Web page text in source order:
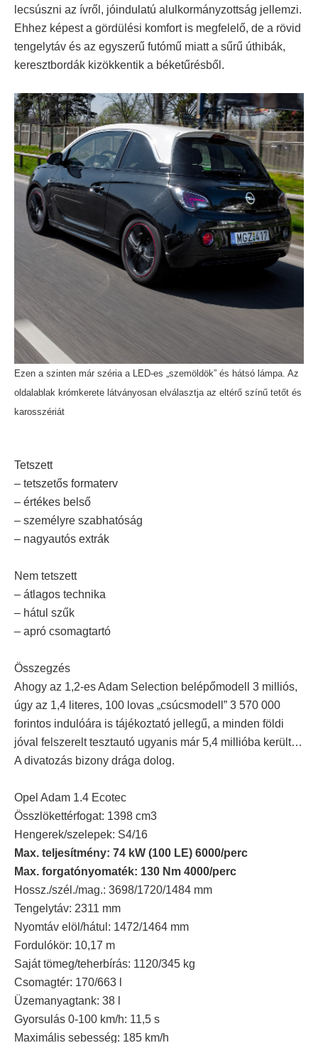
lecsúszni az ívről, jóindulatú alulkormányzottság jellemzi.
Ehhez képest a gördülési komfort is megfelelő, de a rövid
tengelytáv és az egyszerű futómű miatt a sűrű úthibák,
keresztbordák kizökkentik a béketűrésből.
Ezen a szinten már széria a LED-es „szemöldök” és hátsó lámpa. Az
oldalablak krómkerete látványosan elválasztja az eltérő színű tetőt és
karosszériát
Tetszett
– tetszetős formaterv
– értékes belső
– személyre szabhatóság
– nagyautós extrák
Nem tetszett
– átlagos technika
– hátul szűk
– apró csomagtartó
Összegzés
Ahogy az 1,2-es Adam Selection belépőmodell 3 milliós,
úgy az 1,4 literes, 100 lovas „csúcsmodell” 3 570 000
forintos indulóára is tájékoztató jellegű, a minden földi
jóval felszerelt tesztautó ugyanis már 5,4 millióba került…
A divatozás bizony drága dolog.
Opel Adam 1.4 Ecotec
Összlökettérfogat: 1398 cm3
Hengerek/szelepek: S4/16
Max. teljesítmény: 74 kW (100 LE) 6000/perc
Max. forgatónyomaték: 130 Nm 4000/perc
Hossz./szél./mag.: 3698/1720/1484 mm
Tengelytáv: 2311 mm
Nyomtáv elöl/hátul: 1472/1464 mm
Fordulókör: 10,17 m
Saját tömeg/teherbírás: 1120/345 kg
Csomagtér: 170/663 l
Üzemanyagtank: 38 l
Gyorsulás 0-100 km/h: 11,5 s
Maximális sebesség: 185 km/h